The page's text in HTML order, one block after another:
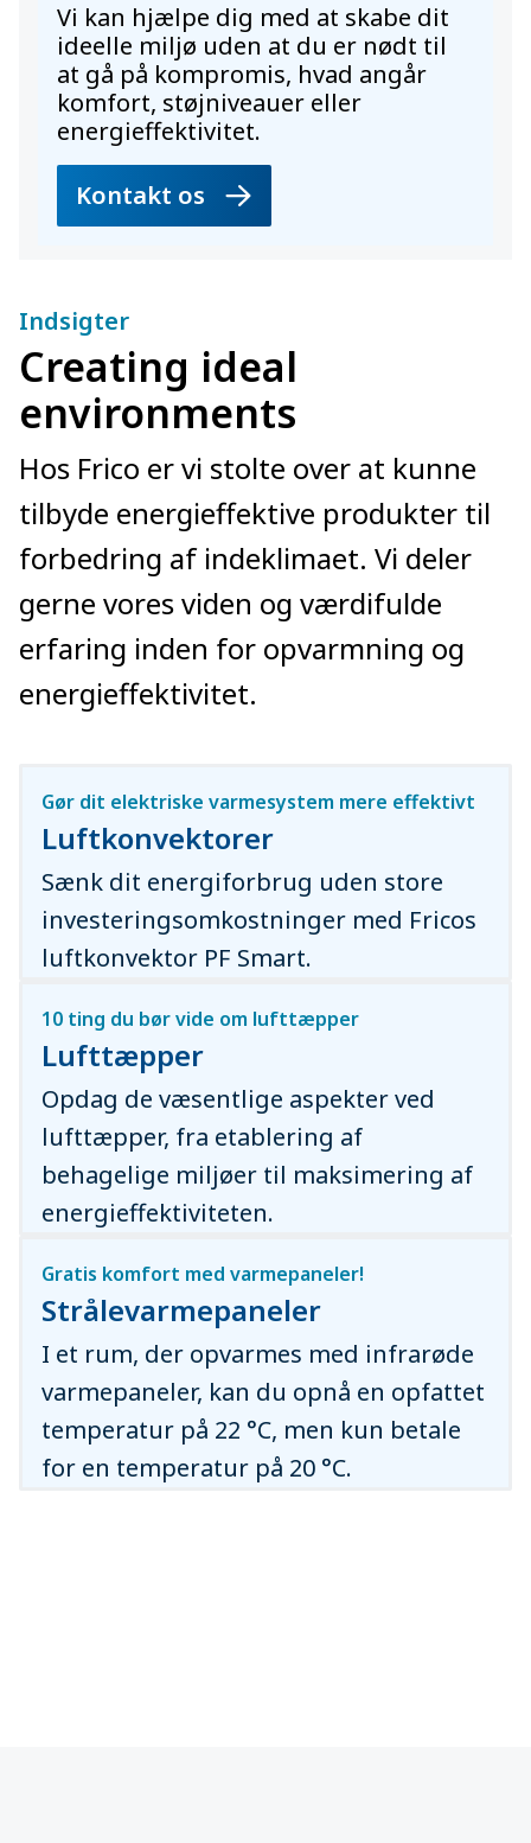
Vi kan hjælpe dig med at skabe dit
ideelle miljø uden at du er nødt til
at gå på kompromis, hvad angår
komfort, støjniveauer eller
energieffektivitet.
Kontakt os
Creating ideal
environments
Indsigter
Hos Frico er vi stolte over at kunne
tilbyde energieffektive produkter til
forbedring af indeklimaet. Vi deler
gerne vores viden og værdifulde
erfaring inden for opvarmning og
energieffektivitet.
Luftkonvektorer
Gør dit elektriske varmesystem mere effektivt
Sænk dit energiforbrug uden store
investeringsomkostninger med Fricos
luftkonvektor PF Smart.
Lufttæpper
10 ting du bør vide om lufttæpper
Opdag de væsentlige aspekter ved
lufttæpper, fra etablering af
behagelige miljøer til maksimering af
energieffektiviteten.
Strålevarmepaneler
Gratis komfort med varmepaneler!
I et rum, der opvarmes med infrarøde
varmepaneler, kan du opnå en opfattet
temperatur på 22 °C, men kun betale
for en temperatur på 20 °C.